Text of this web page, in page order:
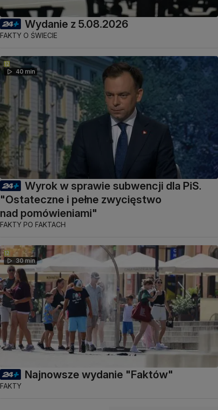
Wydanie z 5.08.2026
FAKTY O ŚWIECIE
40 min
Wyrok w sprawie subwencji dla PiS.
"Ostateczne i pełne zwycięstwo
nad pomówieniami"
FAKTY PO FAKTACH
30 min
Najnowsze wydanie "Faktów"
FAKTY